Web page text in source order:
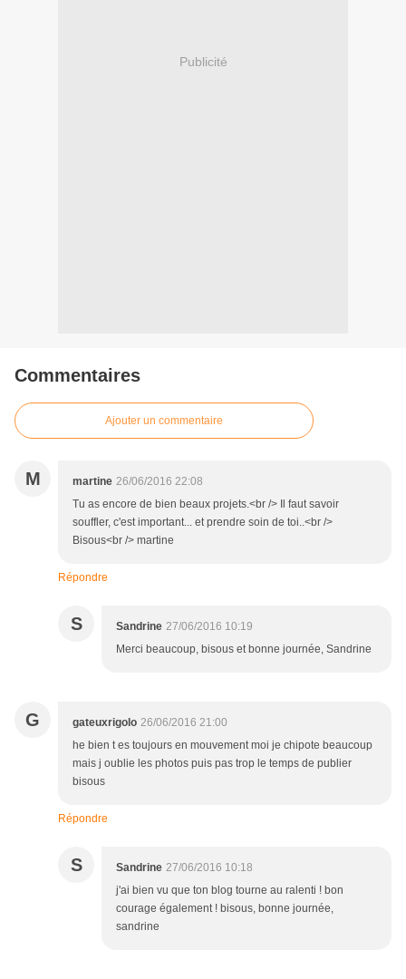
Publicité
Commentaires
Ajouter un commentaire
M martine 26/06/2016 22:08
Tu as encore de bien beaux projets.<br /> Il faut savoir
souffler, c'est important... et prendre soin de toi..<br />
Bisous<br /> martine
Répondre
S Sandrine 27/06/2016 10:19
Merci beaucoup, bisous et bonne journée, Sandrine
G gateuxrigolo 26/06/2016 21:00
he bien t es toujours en mouvement moi je chipote beaucoup
mais j oublie les photos puis pas trop le temps de publier
bisous
Répondre
S Sandrine 27/06/2016 10:18
j'ai bien vu que ton blog tourne au ralenti ! bon
courage également ! bisous, bonne journée,
sandrine